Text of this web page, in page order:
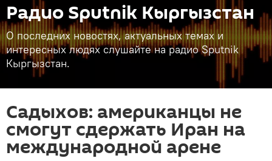
Радио Sputnik Кыргызстан
О последних новостях, актуальных темах и
интересных людях слушайте на радио Sputnik
Кыргызстан.
Садыхов: американцы не
смогут сдержать Иран на
международной арене